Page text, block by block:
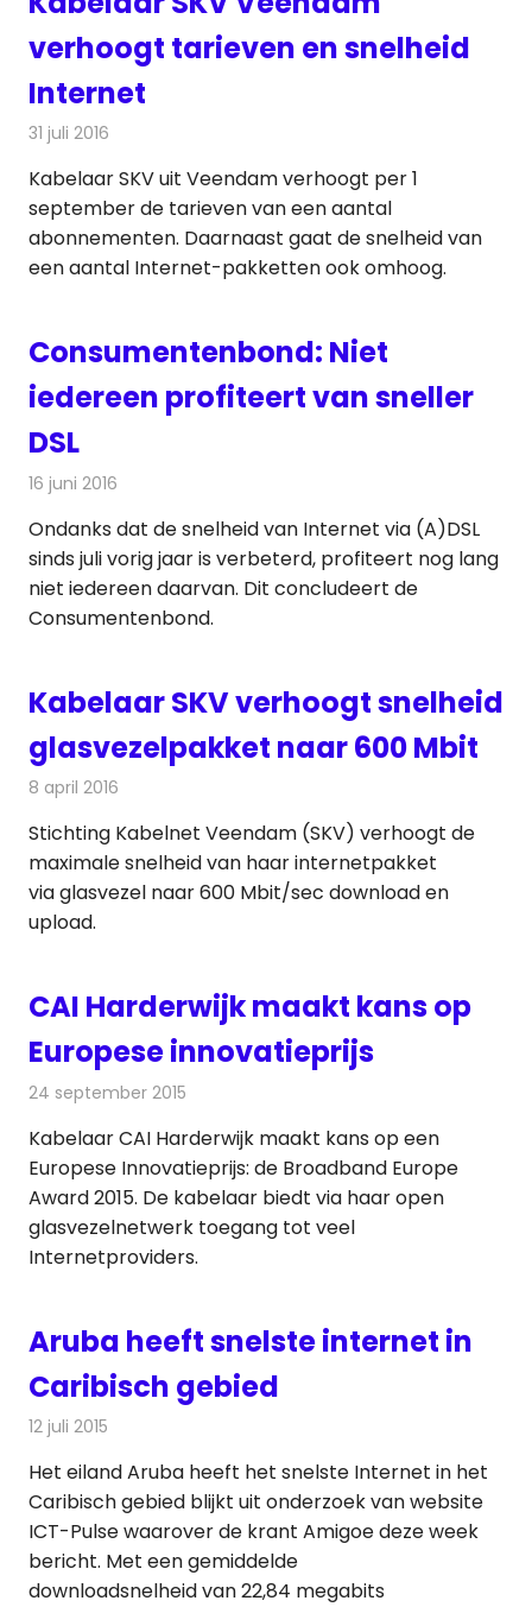
verhoogt tarieven en snelheid
Internet
31 juli 2016
Kabelaar SKV uit Veendam verhoogt per 1
september de tarieven van een aantal
abonnementen. Daarnaast gaat de snelheid van
een aantal Internet-pakketten ook omhoog.
Consumentenbond: Niet
iedereen profiteert van sneller
DSL
16 juni 2016
Ondanks dat de snelheid van Internet via (A)DSL
sinds juli vorig jaar is verbeterd, profiteert nog lang
niet iedereen daarvan. Dit concludeert de
Consumentenbond.
Kabelaar SKV verhoogt snelheid
glasvezelpakket naar 600 Mbit
8 april 2016
Stichting Kabelnet Veendam (SKV) verhoogt de
maximale snelheid van haar internetpakket
via glasvezel naar 600 Mbit/sec download en
upload.
CAI Harderwijk maakt kans op
Europese innovatieprijs
24 september 2015
Kabelaar CAI Harderwijk maakt kans op een
Europese Innovatieprijs: de Broadband Europe
Award 2015. De kabelaar biedt via haar open
glasvezelnetwerk toegang tot veel
Internetproviders.
Aruba heeft snelste internet in
Caribisch gebied
12 juli 2015
Het eiland Aruba heeft het snelste Internet in het
Caribisch gebied blijkt uit onderzoek van website
ICT-Pulse waarover de krant Amigoe deze week
bericht. Met een gemiddelde
downloadsnelheid van 22,84 megabits